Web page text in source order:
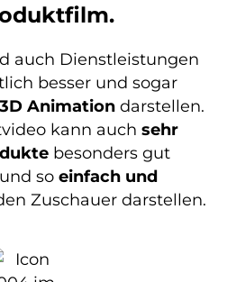
auch Dienstleistungen
besser und sogar
Animation darstellen.
kann auch sehr
besonders gut
so einfach und
Zuschauer darstellen.